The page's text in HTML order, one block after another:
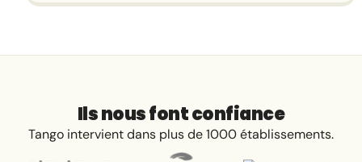
Ils nous font confiance
Tango intervient dans plus de 1000 établissements.